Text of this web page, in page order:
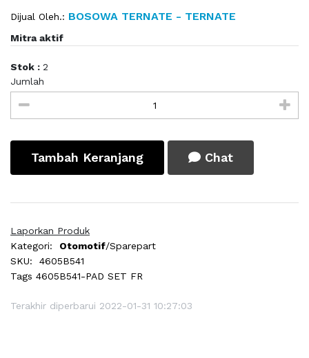
Dijual Oleh.: BOSOWA TERNATE - TERNATE
Mitra aktif
Stok : 2
Jumlah
Tambah Keranjang Chat
Laporkan Produk
Kategori:
Otomotif/Sparepart
SKU:
4605B541
Tags 4605B541-PAD SET FR
Terakhir diperbarui 2022-01-31 10:27:03